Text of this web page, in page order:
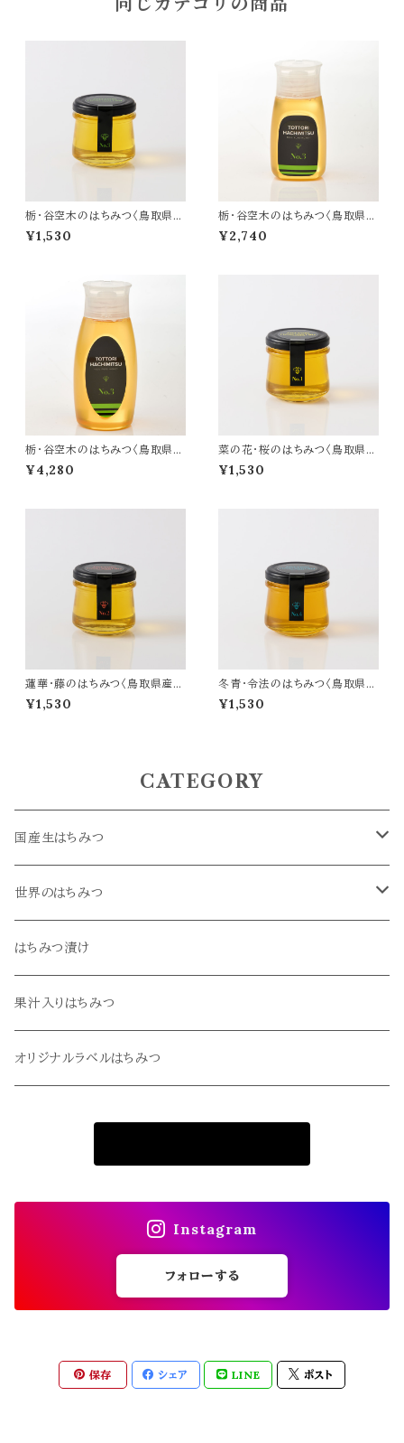
栃・谷空木のはちみつ〈鳥取県産
生はちみつ〉170g
¥1,530
栃・谷空木のはちみつ〈鳥取県産
生はちみつ〉300g
¥2,740
栃・谷空木のはちみつ〈鳥取県産
生はちみつ〉500g
¥4,280
菜の花・桜のはちみつ〈鳥取県産
生はちみつ〉170g
¥1,530
蓮華・藤のはちみつ〈鳥取県産
生はちみつ〉170g
¥1,530
冬青・令法のはちみつ〈鳥取県産
生はちみつ〉170g
¥1,530
CATEGORY
国産生はちみつ
菜の花・桜
蓮華・藤
栃・谷空木
冬青・令法
世界のはちみつ
アカシア
オレンジ
クローバー
果汁入りはちみつ
はちみつ漬け
果汁入りはちみつ
オリジナルラベルはちみつ
Instagram
フォローする
保存 シェア LINE ポスト